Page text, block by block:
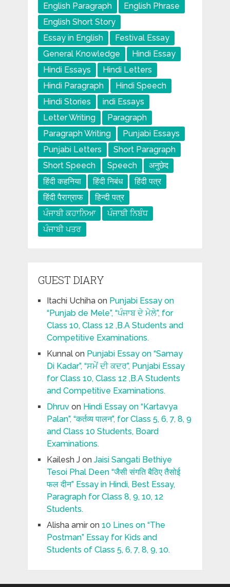
English Paragraph
English Phrase
English Short Story
Essay in English
Festival Essay
General Knowledge
Hindi Essay
Hindi Essays
Hindi Letters
Hindi Paragraph
Hindi Speech
Hindi Stories
indi Essays
Letter Writing
Paragraph
Paragraph Writing
Punjabi Essays
Punjabi Letters
Short Paragraph
Short Speech
Speech
अनुछेद
हिंदी कहनिया
हिंदी निबंध
हिंदी पत्र
हिंदी पैराग्राफ
हिन्दी पत्र
ਪੰਜਾਬੀ ਕਹਾਨਿਆ
ਪੰਜਾਬੀ ਨਿਬੰਧ
ਪੰਜਾਬੀ ਪਤਰ
GUEST DIARY
Itachi Uchihaon Punjabi Essay on
“Punjab de Mele”, “ਪੰਜਾਬ ਦੇ ਮੇਲੇ”, for
Class 10, Class 12 ,B.A Students and
Competitive Examinations.
Kunnalon Punjabi Essay on “Samay
Di Kadar”, “ਸਮੇਂ ਦੀ ਕਦਰ”, Punjabi Essay
for Class 10, Class 12 ,B.A Students
and Competitive Examinations.
Dhruvon Hindi Essay on “Kartavya
Palan”, “कर्तव्य पालन”, for Class 5, 6, 7, 8, 9
and Class 10 Students, Board
Examinations.
Kailesh Jon Jaisi Sangati Bethiye
Tesoi Phal Deen “जैसी संगति बैठिए तैसोई
फल दीन” Essay in Hindi, Best Essay,
Paragraph for Class 8, 9, 10, 12
Students.
Alisha amiron 10 Lines on “The
Postman” Essay for Kids and
Students of Class 5, 6, 7, 8, 9, 10.